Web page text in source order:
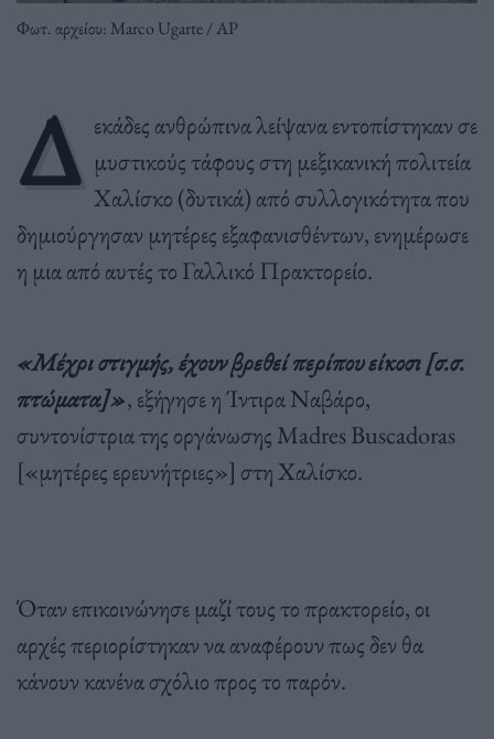
Φωτ. αρχείου: Marco Ugarte / AP
Δ εκάδες ανθρώπινα λείψανα εντοπίστηκαν σε
μυστικούς τάφους στη μεξικανική πολιτεία
Χαλίσκο (δυτικά) από συλλογικότητα που
δημιούργησαν μητέρες εξαφανισθέντων, ενημέρωσε
η μια από αυτές το Γαλλικό Πρακτορείο.
«Μέχρι στιγμής, έχουν βρεθεί περίπου είκοσι [σ.σ.
πτώματα]», εξήγησε η Ίντιρα Ναβάρο,
συντονίστρια της οργάνωσης Madres Buscadoras
[«μητέρες ερευνήτριες»] στη Χαλίσκο.
Όταν επικοινώνησε μαζί τους το πρακτορείο, οι
αρχές περιορίστηκαν να αναφέρουν πως δεν θα
κάνουν κανένα σχόλιο προς το παρόν.